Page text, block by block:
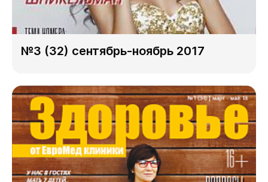
№3 (32) сентябрь-ноябрь 2017